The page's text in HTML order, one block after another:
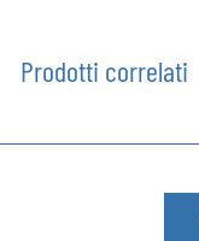
Prodotti correlati